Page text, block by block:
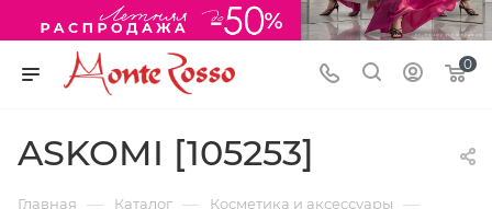
0
ASKOMI [105253]
Главная — Каталог — Косметика и аксессуары —